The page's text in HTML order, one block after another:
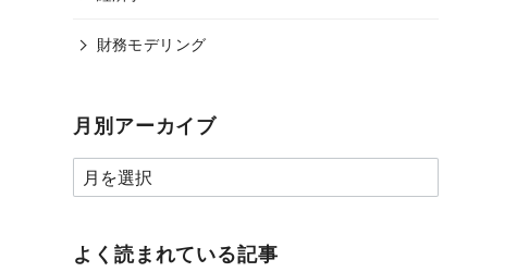
財務モデリング
月別アーカイブ
よく読まれている記事